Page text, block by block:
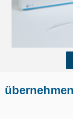
übernehmen